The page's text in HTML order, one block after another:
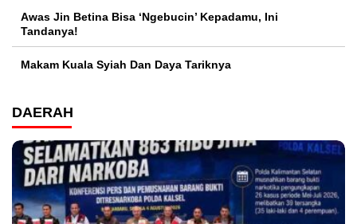
Awas Jin Betina Bisa ‘Ngebucin’ Kepadamu, Ini
Tandanya!
Makam Kuala Syiah Dan Daya Tariknya
DAERAH